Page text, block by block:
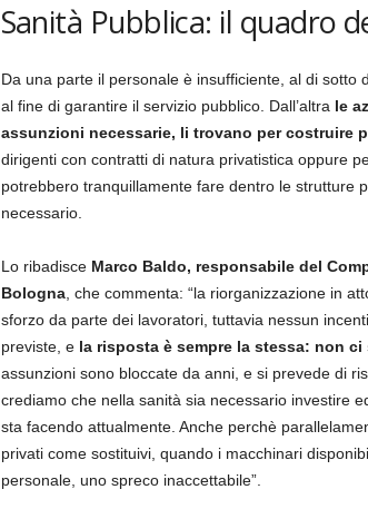
Sanità Pubblica: il quadro
Da una parte il personale è insufficiente, al di
al fine di garantire il servizio pubblico. Dall’altra le
assunzioni necessarie, li trovano per costruire
dirigenti con contratti di natura privatistica oppure
potrebbero tranquillamente fare dentro le strutture
necessario.
Lo ribadisceMarco Baldo, responsabile del
Bologna, che commenta: “la riorganizzazione in
sforzo da parte dei lavoratori, tuttavia nessun
previste, ela risposta è sempre la stessa: non ci
assunzioni sono bloccate da anni, e si prevede di
crediamo che nella sanità sia necessario investire
sta facendo attualmente. Anche perchè
privati come sostituivi, quando i macchinari
personale, uno spreco inaccettabile”.